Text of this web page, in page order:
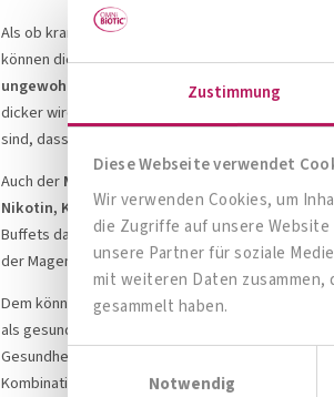
Zustimmung
Diese Webseite verwendet
Wir verwenden Cookies, um
die Zugriffe auf unsere
unsere Partner für soziale
mit weiteren Daten zusammen,
gesammelt haben.
Einwilligungsauswahl
Notwendig
Als ob krankmachende Keime unser
können die Urlaubsfreude trüben.Stressbei der
ungewohnte Speisen
verlangsamen die
dicker wird und sich schwer ausscheiden lässt.
sind, dass man lieber auf das „Geschäft“
Auch derMagen
Nikotin, Kaffee, Softdrinksund
Buffets dazu, öfters und mehr zu essen als
der Magenschleimhaut auftreten, äussern.
Dem können Sie ganz natürlich beikommen:
als gesundheitsfördernde Frucht. Die
Gesundheit“. Die Papaya enthält nämlich das
Kombination der Papaya mit beruhigendem Hafer